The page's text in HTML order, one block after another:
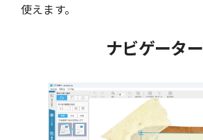
使えます。
ナビゲーター